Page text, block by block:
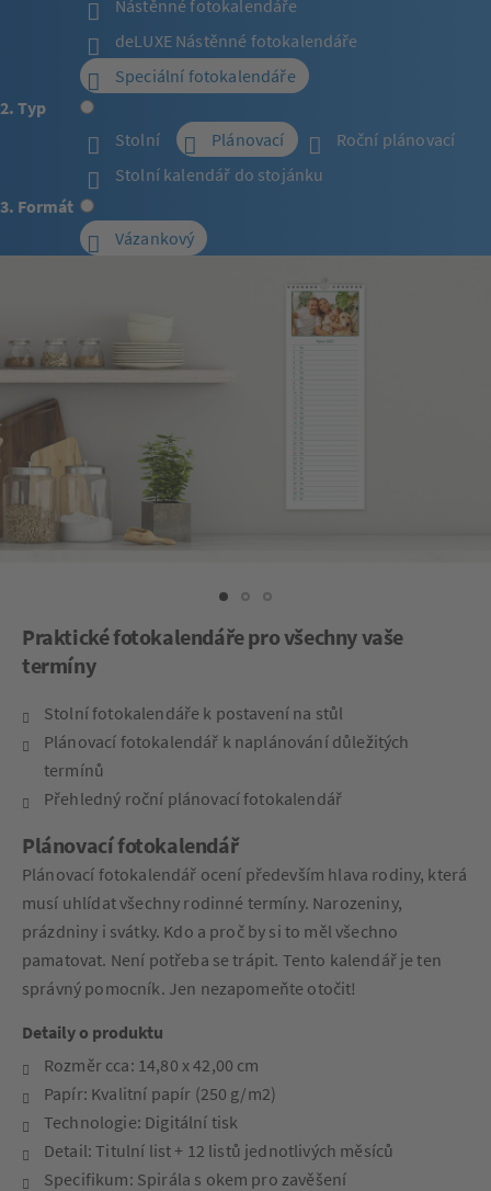
Nástěnné fotokalendáře
deLUXE Nástěnné fotokalendáře
Speciální fotokalendáře
2. Typ
Stolní
Plánovací
Roční plánovací
Stolní kalendář do stojánku
3. Formát
Vázankový
Praktické fotokalendáře pro všechny vaše
termíny
Stolní fotokalendáře k postavení na stůl
Plánovací fotokalendář k naplánování důležitých
termínů
Přehledný roční plánovací fotokalendář
Plánovací fotokalendář
Plánovací fotokalendář ocení především hlava rodiny, která
musí uhlídat všechny rodinné termíny. Narozeniny,
prázdniny i svátky. Kdo a proč by si to měl všechno
pamatovat. Není potřeba se trápit. Tento kalendář je ten
správný pomocník. Jen nezapomeňte otočit!
Detaily o produktu
Rozměr cca: 14,80 x 42,00 cm
Papír: Kvalitní papír (250 g/m2)
Technologie: Digitální tisk
Detail: Titulní list + 12 listů jednotlivých měsíců
Specifikum: Spirála s okem pro zavěšení